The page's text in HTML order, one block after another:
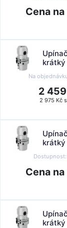
Cena
krátký
Na
2
2 975 Kč
krátký
Dostupnost:
Cena
krátký